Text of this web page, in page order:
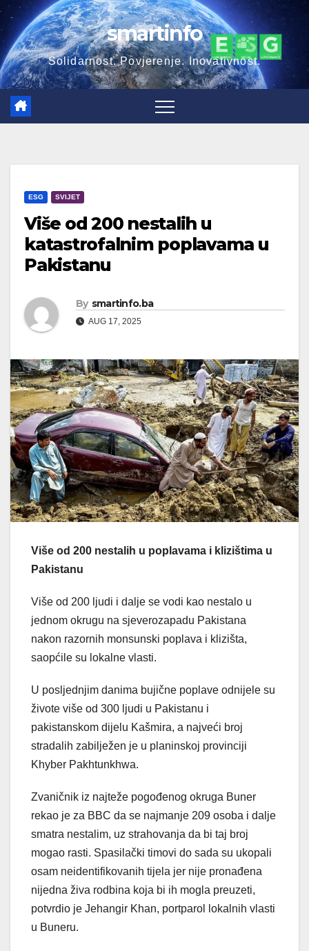
Skip
to
content
smartinfo
Solidarnost. Povjerenje. Inovativnost.
ESG SVIJET
Više od 200 nestalih u
katastrofalnim poplavama u
Pakistanu
By smartinfo.ba
AUG 17, 2025
Više od 200 nestalih u poplavama i klizištima u
Pakistanu
Više od 200 ljudi i dalje se vodi kao nestalo u
jednom okrugu na sjeverozapadu Pakistana
nakon razornih monsunski poplava i klizišta,
saopćile su lokalne vlasti.
U posljednjim danima bujične poplave odnijele su
živote više od 300 ljudi u Pakistanu i
pakistanskom dijelu Kašmira, a najveći broj
stradalih zabilježen je u planinskoj provinciji
Khyber Pakhtunkhwa.
Zvaničnik iz najteže pogođenog okruga Buner
rekao je za BBC da se najmanje 209 osoba i dalje
smatra nestalim, uz strahovanja da bi taj broj
mogao rasti. Spasilački timovi do sada su ukopali
osam neidentifikovanih tijela jer nije pronađena
nijedna živa rodbina koja bi ih mogla preuzeti,
potvrdio je Jehangir Khan, portparol lokalnih vlasti
u Buneru.